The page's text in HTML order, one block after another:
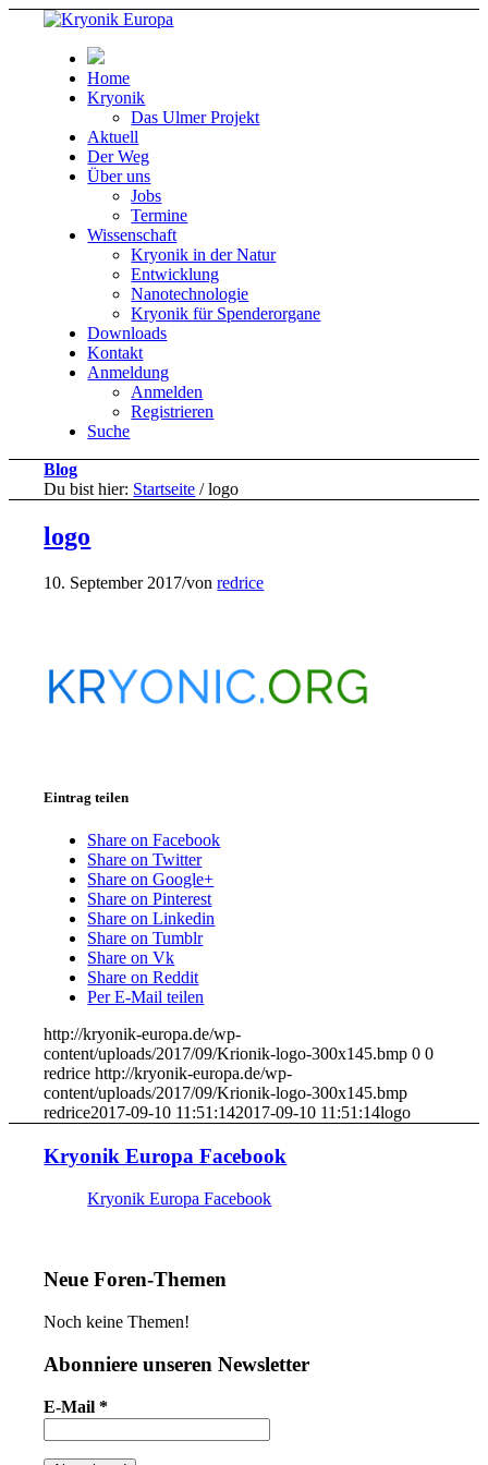
Home
Kryonik
Das Ulmer Projekt
Aktuell
Der Weg
Über uns
Jobs
Termine
Wissenschaft
Kryonik in der Natur
Entwicklung
Nanotechnologie
Kryonik für Spenderorgane
Downloads
Kontakt
Anmeldung
Anmelden
Registrieren
Suche
Blog
Du bist hier: Startseite / logo
logo
10. September 2017/vonredrice
Eintrag teilen
Share on Facebook
Share on Twitter
Share on Google+
Share on Pinterest
Share on Linkedin
Share on Tumblr
Share on Vk
Share on Reddit
Per E-Mail teilen
http://kryonik-europa.de/wp-
content/uploads/2017/09/Krionik-logo-300x145.bmp 0 0
redrice http://kryonik-europa.de/wp-
content/uploads/2017/09/Krionik-logo-300x145.bmp
redrice2017-09-10 11:51:142017-09-10 11:51:14logo
Kryonik Europa Facebook
Kryonik Europa Facebook
Neue Foren-Themen
Noch keine Themen!
Abonniere unseren Newsletter
E-Mail*